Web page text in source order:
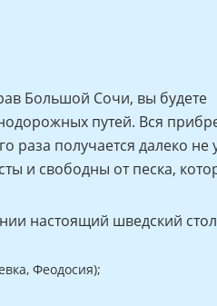
Большой Сочи, вы будете
путей. Вся
получается далеко не
и свободны от песка,
настоящий шведский
Феодосия);